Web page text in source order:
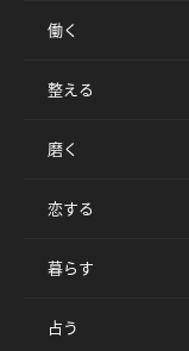
働く
整える
磨く
恋する
暮らす
占う